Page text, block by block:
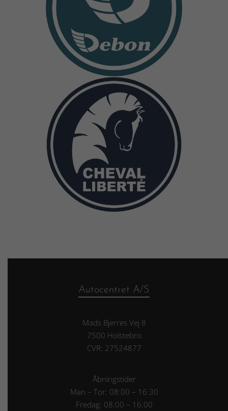
Autocentret A/S
Mads Bjerres Vej 8
7500 Holstebro
CVR: 27524877
Åbningstider
Man – Tor: 08:00 – 16:30
Fredag: 08:00 – 16:00